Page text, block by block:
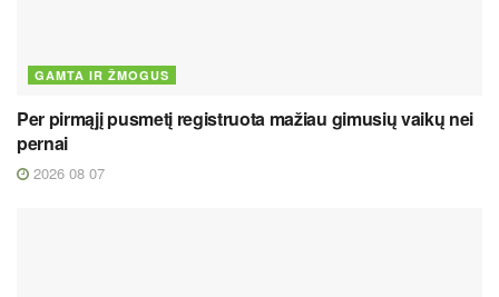
GAMTA IR ŽMOGUS
Per pirmąjį pusmetį registruota mažiau gimusių vaikų nei
pernai
2026 08 07